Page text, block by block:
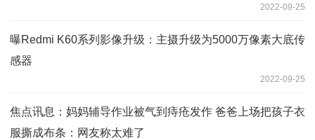
2022-09-25
曝Redmi K60系列影像升级：主摄升级为5000万像素大底传
感器
2022-09-25
焦点讯息：妈妈辅导作业被气到痔疮发作 爸爸上场把孩子衣
服撕成布条：网友称太难了